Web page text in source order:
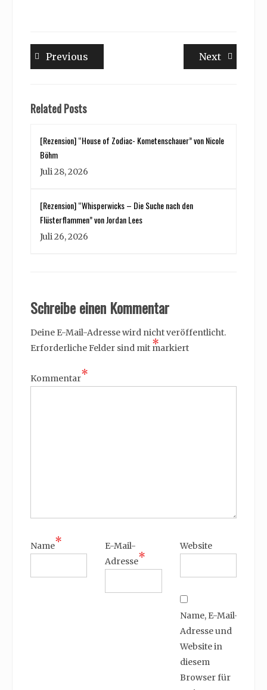
Beitragsnavigation
Previous NextNext
Related Posts
[Rezension] “House of Zodiac- Kometenschauer” von Nicole
Böhm
Juli 28, 2026
[Rezension] “Whisperwicks – Die Suche nach den
Flüsterflammen” von Jordan Lees
Juli 26, 2026
Schreibe einen Kommentar
Deine E-Mail-Adresse wird nicht veröffentlicht.
Erforderliche Felder sind mit *
markiert
Kommentar*
Name*
E-Mail-
Adresse*
Website
Name, E-Mail-
Adresse und
Website in
diesem
Browser für